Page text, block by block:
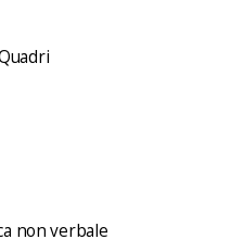
non verbale